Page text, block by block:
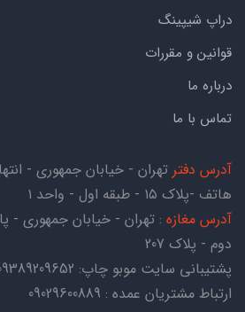
دراپ شیپینگ
قوانین و مقررات
درباره ما
تماس با ما
آدرس دفتر تهران - خیابان جمهوری -
هاتف -پلاک ۱۵ - طبقه اول - واحد ۱
آدرس مغازه : تهران - خیابان جمهوری -
دوم - پلاک 207
پشتیبانی سایت موبو چاپ:
ارتباط مشتریان عمده : 09029600889